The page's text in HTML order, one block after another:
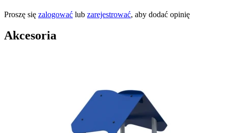
Proszę się zalogować lub zarejestrować, aby dodać opinię
Akcesoria